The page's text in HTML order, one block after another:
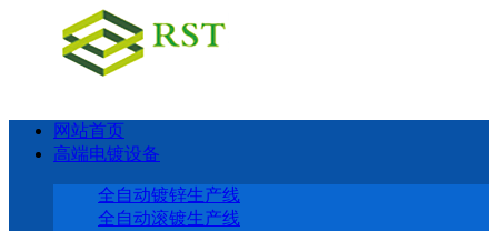
网站首页
高端电镀设备
全自动镀锌生产线
全自动滚镀生产线